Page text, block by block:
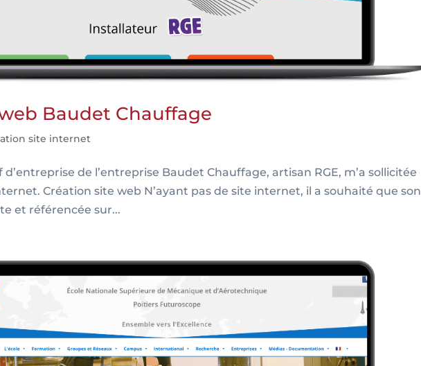
Baudet Chauffage
site internet
de l’entreprise Baudet Chauffage, artisan RGE, m’a sollicitée
Création site web N’ayant pas de site internet, il a souhaité que son
et référencée sur...